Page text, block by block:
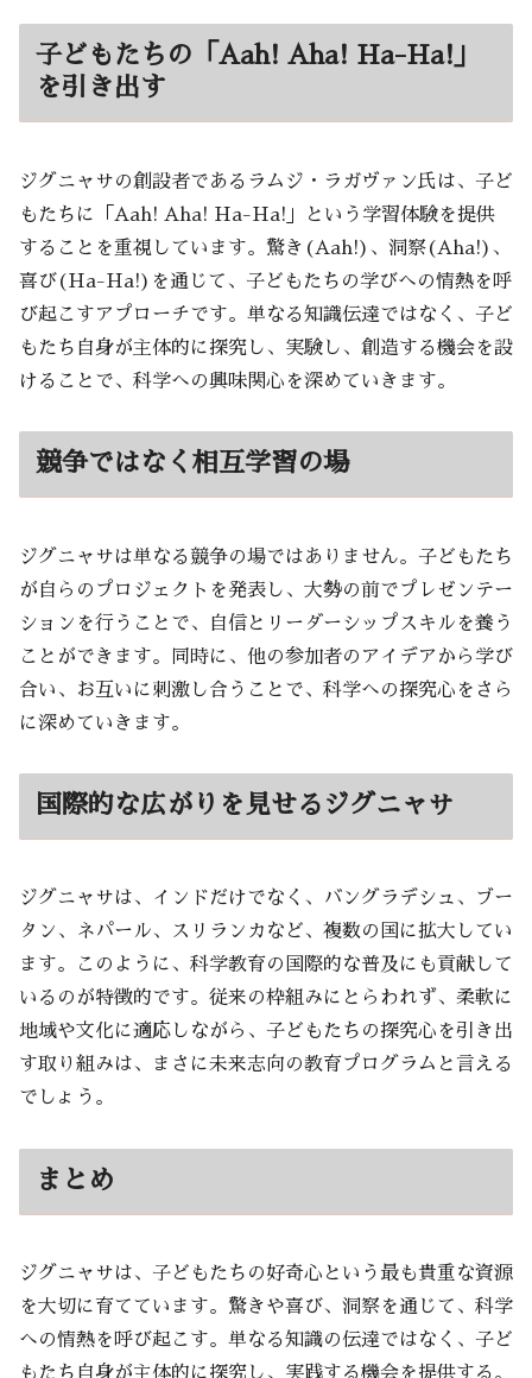
子どもたちの「Aah! Aha! Ha-Ha!」
を引き出す
ジグニャサの創設者であるラムジ・ラガヴァン氏は、子ど
もたちに「Aah! Aha! Ha-Ha!」という学習体験を提供
することを重視しています。驚き(Aah!)、洞察(Aha!)、
喜び(Ha-Ha!)を通じて、子どもたちの学びへの情熱を呼
び起こすアプローチです。単なる知識伝達ではなく、子ど
もたち自身が主体的に探究し、実験し、創造する機会を設
けることで、科学への興味関心を深めていきます。
競争ではなく相互学習の場
ジグニャサは単なる競争の場ではありません。子どもたち
が自らのプロジェクトを発表し、大勢の前でプレゼンテー
ションを行うことで、自信とリーダーシップスキルを養う
ことができます。同時に、他の参加者のアイデアから学び
合い、お互いに刺激し合うことで、科学への探究心をさら
に深めていきます。
国際的な広がりを見せるジグニャサ
ジグニャサは、インドだけでなく、バングラデシュ、ブー
タン、ネパール、スリランカなど、複数の国に拡大してい
ます。このように、科学教育の国際的な普及にも貢献して
いるのが特徴的です。従来の枠組みにとらわれず、柔軟に
地域や文化に適応しながら、子どもたちの探究心を引き出
す取り組みは、まさに未来志向の教育プログラムと言える
でしょう。
まとめ
ジグニャサは、子どもたちの好奇心という最も貴重な資源
を大切に育てています。驚きや喜び、洞察を通じて、科学
への情熱を呼び起こす。単なる知識の伝達ではなく、子ど
もたち自身が主体的に探究し、実践する機会を提供する。